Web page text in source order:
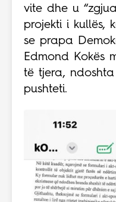
vite dhe u
projekti i kullës,
se prapa
Edmond Kokës
të tjera,
pushteti.